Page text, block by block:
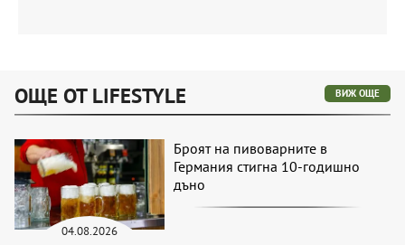
ОЩЕ ОТ LIFESTYLE ВИЖ ОЩЕ
04.08.2026
Броят на пивоварните в
Германия стигна 10-годишно
дъно